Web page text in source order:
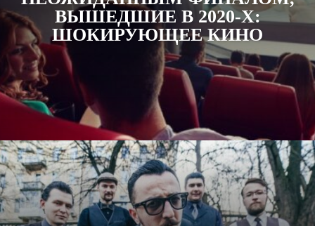
ВЫШЕДШИЕ В 2020-Х:
ШОКИРУЮЩЕЕ КИНО